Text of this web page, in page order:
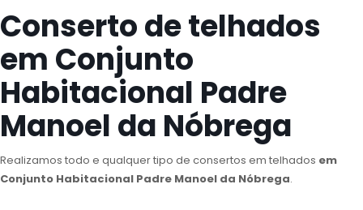
Conserto de telhados
em Conjunto
Habitacional Padre
Manoel da Nóbrega
Realizamos todo e qualquer tipo de consertos em telhados em
Conjunto Habitacional Padre Manoel da Nóbrega.